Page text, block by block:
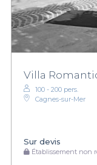
Villa
100 - 200 pers.
Cagnes-sur-Mer
Sur devis
Établissement non